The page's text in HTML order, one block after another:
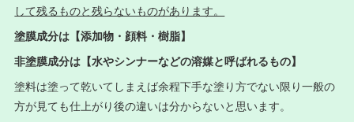
して残るものと残らないものがあります。
塗膜成分は【添加物・顔料・樹脂】
非塗膜成分は【水やシンナーなどの溶媒と呼ばれるもの】
塗料は塗って乾いてしまえば余程下手な塗り方でない限り一般の
方が見ても仕上がり後の違いは分からないと思います。